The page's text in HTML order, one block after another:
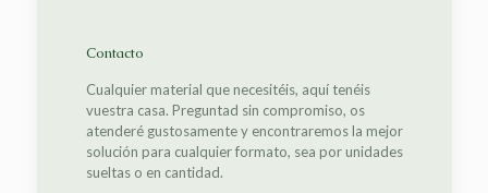
Contacto
Cualquier material que necesitéis, aquí tenéis
vuestra casa. Preguntad sin compromiso, os
atenderé gustosamente y encontraremos la mejor
solución para cualquier formato, sea por unidades
sueltas o en cantidad.